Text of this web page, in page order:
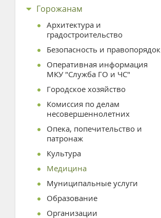
Горожанам
Архитектура и
градостроительство
Безопасность и правопорядок
Оперативная информация
МКУ "Служба ГО и ЧС"
Городское хозяйство
Комиссия по делам
несовершеннолетних
Опека, попечительство и
патронаж
Культура
Медицина
Муниципальные услуги
Образование
Организации